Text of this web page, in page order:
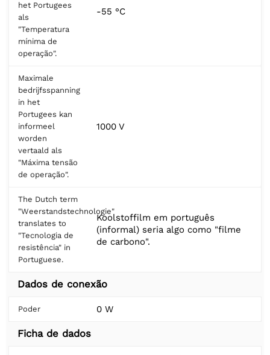
het Portugees
als
"Temperatura
mínima de
operação".
-55 °C
Maximale
bedrijfsspanning
in het
Portugees kan
informeel
worden
vertaald als
"Máxima tensão
de operação".
1000 V
The Dutch term
"Weerstandstechnologie"
translates to
"Tecnologia de
resistência" in
Portuguese.
Koolstoffilm em português
(informal) seria algo como "filme
de carbono".
Dados de conexão
Poder 0 W
Ficha de dados